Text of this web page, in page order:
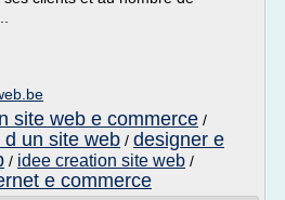
site web e commerce /
un site web / designer e
/ idee creation site web /
e commerce